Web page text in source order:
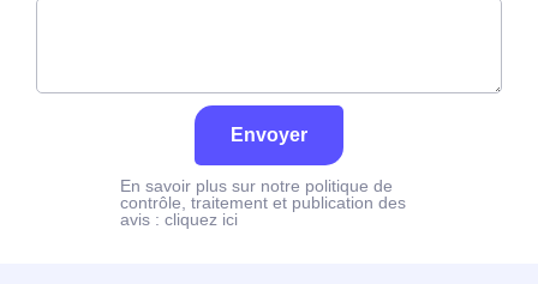
Envoyer
En savoir plus sur notre politique de
contrôle, traitement et publication des
avis : cliquez ici